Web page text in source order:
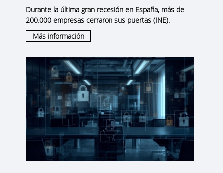
Durante la última gran recesión en España, más de
200.000 empresas cerraron sus puertas (INE).
Más información